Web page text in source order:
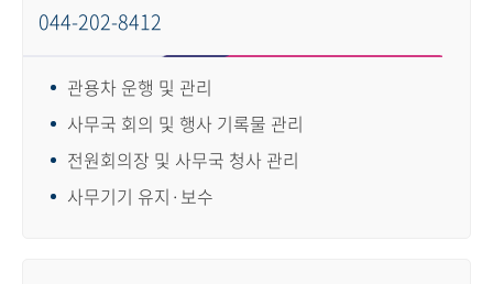
044-202-8412
관용차 운행 및 관리
사무국 회의 및 행사 기록물 관리
전원회의장 및 사무국 청사 관리
사무기기 유지·보수